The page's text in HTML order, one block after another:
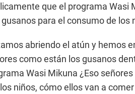
que el programa Wasi
para el consumo de los
abriendo el atún y hemos
como están los gusanos
Wasi Mikuna ¿Eso
niños, cómo ellos van a